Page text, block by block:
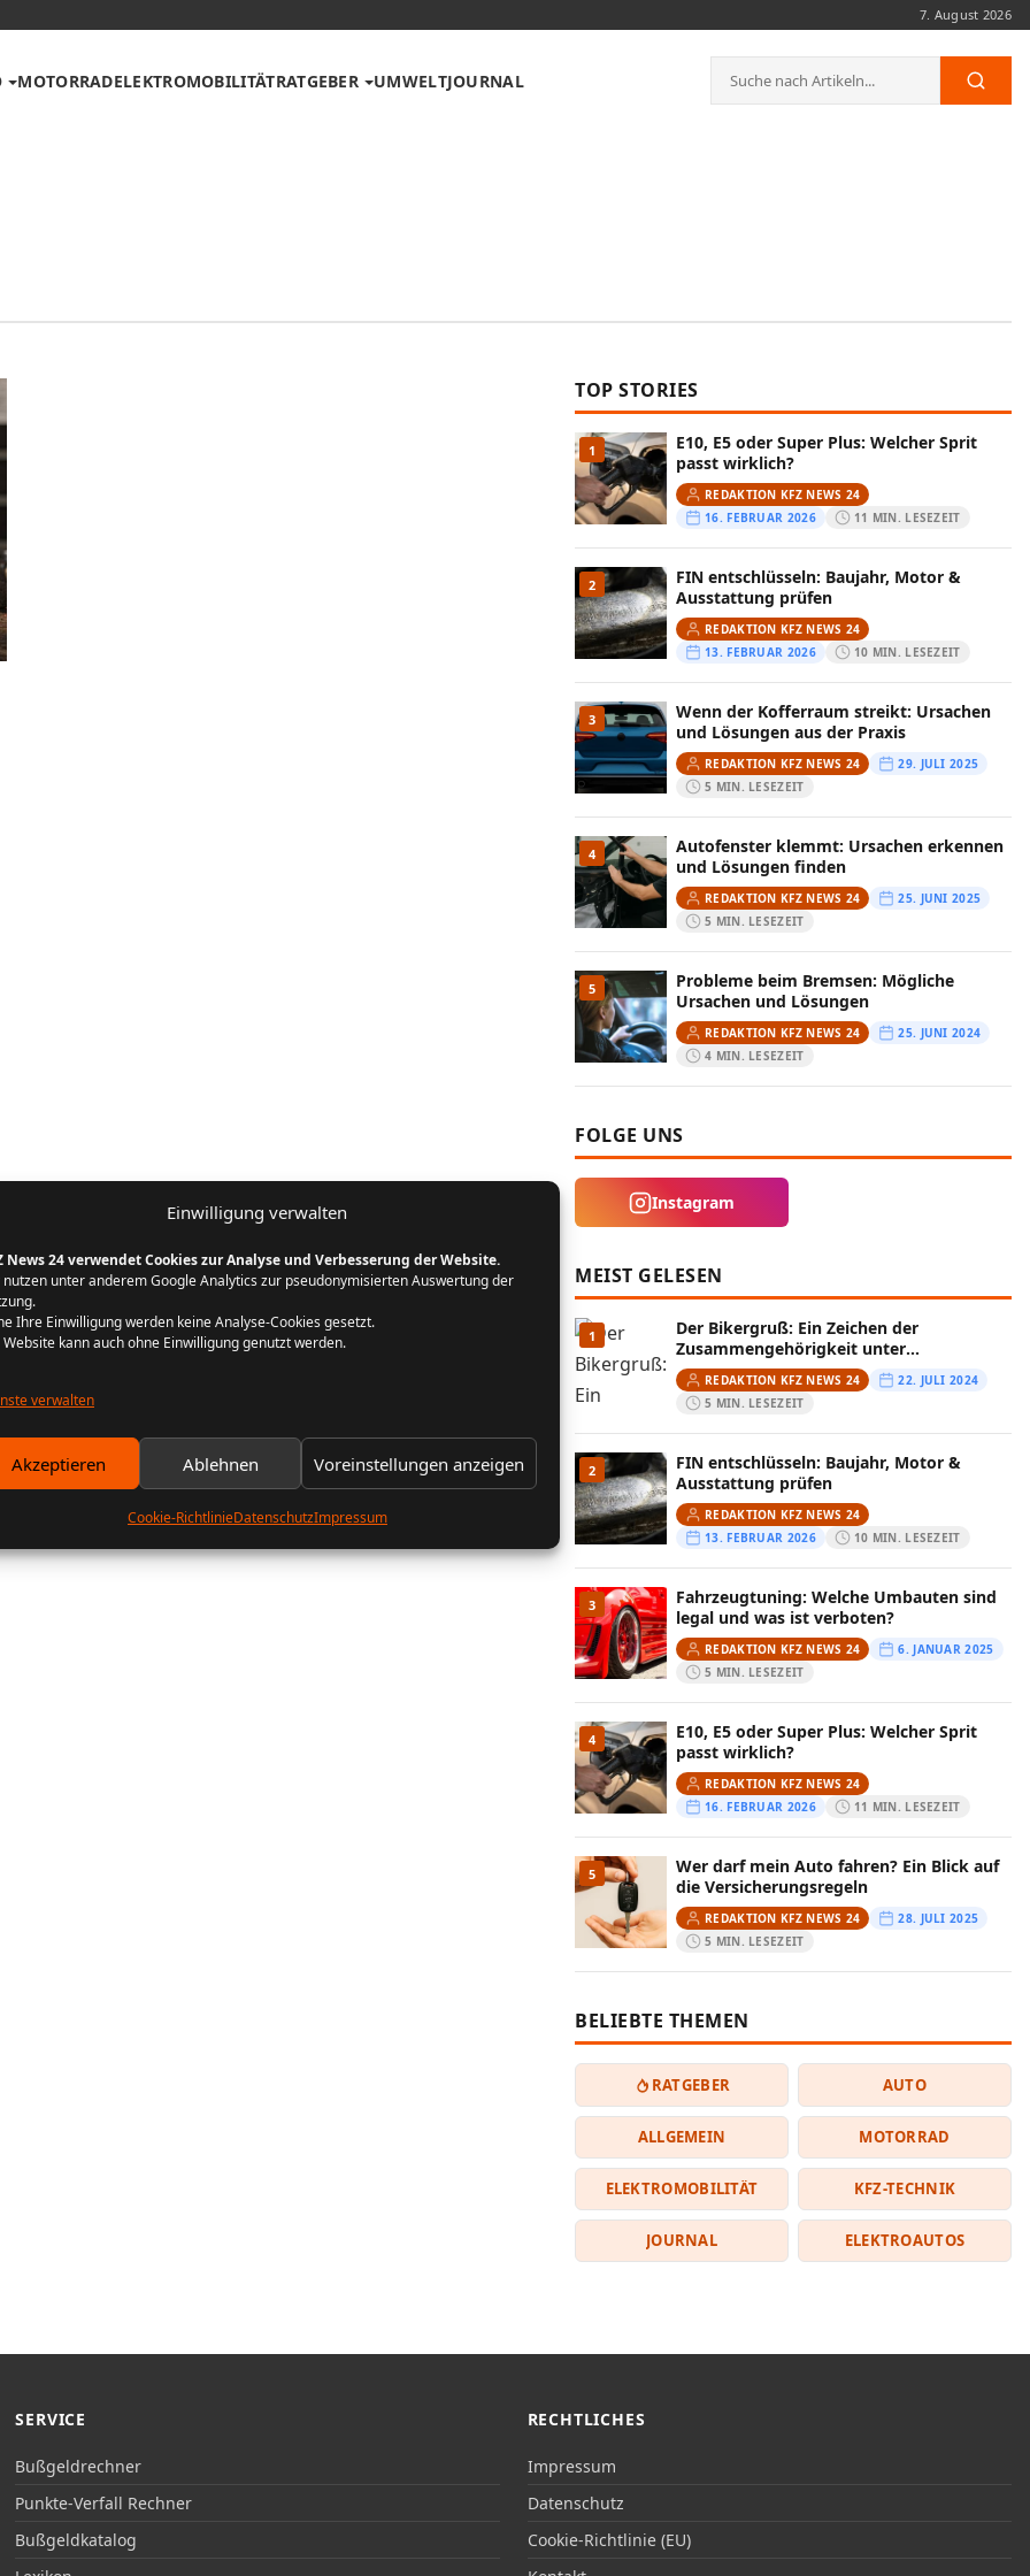
Einwilligung verwalten
News 24 verwendet Cookies zur Analyse und Verbesserung der Website.
nutzen unter anderem Google Analytics zur pseudonymisierten Auswertung der
Ihre Einwilligung werden keine Analyse-Cookies gesetzt.
Website kann auch ohne Einwilligung genutzt werden.
verwalten
Akzeptieren Ablehnen Voreinstellungen anzeigen
Cookie-RichtlinieDatenschutzImpressum
7. August 2026
MOTORRADELEKTROMOBILITÄTRATGEBER UMWELTJOURNAL
Suche
nach:
TOP STORIES
1
E10, E5 oder Super Plus: Welcher Sprit
passt wirklich?
REDAKTION KFZ NEWS 24
16. FEBRUAR 2026
11 MIN. LESEZEIT
2
FIN entschlüsseln: Baujahr, Motor &
Ausstattung prüfen
REDAKTION KFZ NEWS 24
13. FEBRUAR 2026
10 MIN. LESEZEIT
3
Wenn der Kofferraum streikt: Ursachen
und Lösungen aus der Praxis
REDAKTION KFZ NEWS 24
29. JULI 2025
5 MIN. LESEZEIT
4
Autofenster klemmt: Ursachen erkennen
und Lösungen finden
REDAKTION KFZ NEWS 24
25. JUNI 2025
5 MIN. LESEZEIT
5
Probleme beim Bremsen: Mögliche
Ursachen und Lösungen
REDAKTION KFZ NEWS 24
25. JUNI 2024
4 MIN. LESEZEIT
FOLGE UNS
Instagram
MEIST GELESEN
1
Der Bikergruß: Ein Zeichen der
Zusammengehörigkeit unter
Motorradfahrern
REDAKTION KFZ NEWS 24
22. JULI 2024
5 MIN. LESEZEIT
2
FIN entschlüsseln: Baujahr, Motor &
Ausstattung prüfen
REDAKTION KFZ NEWS 24
13. FEBRUAR 2026
10 MIN. LESEZEIT
3
Fahrzeugtuning: Welche Umbauten sind
legal und was ist verboten?
REDAKTION KFZ NEWS 24
6. JANUAR 2025
5 MIN. LESEZEIT
4
E10, E5 oder Super Plus: Welcher Sprit
passt wirklich?
REDAKTION KFZ NEWS 24
16. FEBRUAR 2026
11 MIN. LESEZEIT
5
Wer darf mein Auto fahren? Ein Blick auf
die Versicherungsregeln
REDAKTION KFZ NEWS 24
28. JULI 2025
5 MIN. LESEZEIT
BELIEBTE THEMEN
RATGEBER AUTO
ALLGEMEIN MOTORRAD
ELEKTROMOBILITÄT KFZ-TECHNIK
JOURNAL ELEKTROAUTOS
SERVICE
Bußgeldrechner
Punkte-Verfall Rechner
Bußgeldkatalog
RECHTLICHES
Impressum
Datenschutz
Cookie-Richtlinie (EU)